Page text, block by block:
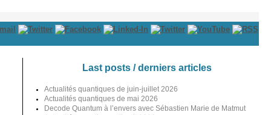
Last posts / derniers articles
Actualités quantiques de juin-juillet 2026
Actualités quantiques de mai 2026
Decode Quantum à l’envers avec Sébastien Marie de Matmut